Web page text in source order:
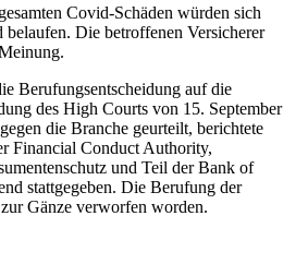
Covid-Schäden würden sich
Die betroffenen Versicherer
Berufungsentscheidung auf die
des High Courts von 15. September
die Branche geurteilt, berichtete
Financial Conduct Authority,
und Teil der Bank of
stattgegeben. Die Berufung der
Gänze verworfen worden.